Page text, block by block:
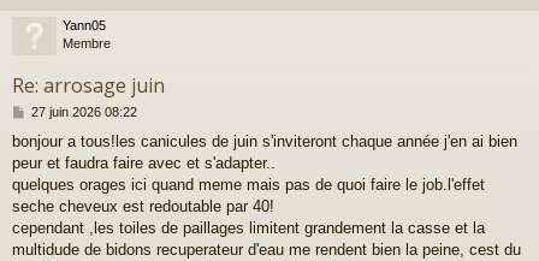
Yann05
Membre
Re: arrosage juin
M
s
s
a
g
27 juin 2026 08:22
bonjour a tous!les canicules de juin s'inviteront chaque année j'en ai bien
peur et faudra faire avec et s'adapter..
quelques orages ici quand meme mais pas de quoi faire le job.l'effet
seche cheveux est redoutable par 40!
cependant ,les toiles de paillages limitent grandement la casse et la
multidude de bidons recuperateur d'eau me rendent bien la peine, cest du